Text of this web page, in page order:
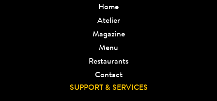
Home
Atelier
Magazine
Menu
Restaurants
Contact
SUPPORT & SERVICES